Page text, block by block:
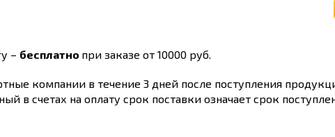
– бесплатно при заказе от 10000 руб.
компании в течение 3 дней после поступления
в счетах на оплату срок поставки означает срок